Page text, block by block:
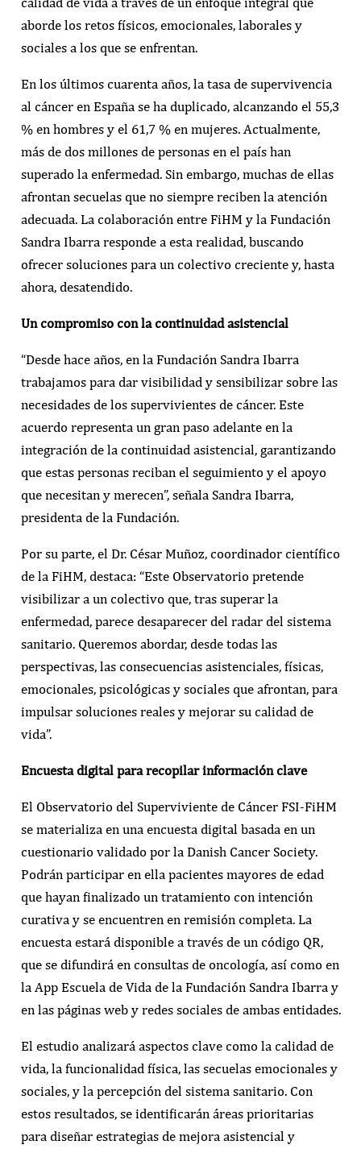
aborde los retos físicos, emocionales, laborales y
sociales a los que se enfrentan.
En los últimos cuarenta años, la tasa de supervivencia
al cáncer en España se ha duplicado, alcanzando el 55,3
% en hombres y el 61,7 % en mujeres. Actualmente,
más de dos millones de personas en el país han
superado la enfermedad. Sin embargo, muchas de ellas
afrontan secuelas que no siempre reciben la atención
adecuada. La colaboración entre FiHM y la Fundación
Sandra Ibarra responde a esta realidad, buscando
ofrecer soluciones para un colectivo creciente y, hasta
ahora, desatendido.
Un compromiso con la continuidad asistencial
“Desde hace años, en la Fundación Sandra Ibarra
trabajamos para dar visibilidad y sensibilizar sobre las
necesidades de los supervivientes de cáncer. Este
acuerdo representa un gran paso adelante en la
integración de la continuidad asistencial, garantizando
que estas personas reciban el seguimiento y el apoyo
que necesitan y merecen”, señala Sandra Ibarra,
presidenta de la Fundación.
Por su parte, el Dr. César Muñoz, coordinador científico
de la FiHM, destaca: “Este Observatorio pretende
visibilizar a un colectivo que, tras superar la
enfermedad, parece desaparecer del radar del sistema
sanitario. Queremos abordar, desde todas las
perspectivas, las consecuencias asistenciales, físicas,
emocionales, psicológicas y sociales que afrontan, para
impulsar soluciones reales y mejorar su calidad de
vida”.
Encuesta digital para recopilar información clave
El Observatorio del Superviviente de Cáncer FSI-FiHM
se materializa en una encuesta digital basada en un
cuestionario validado por la Danish Cancer Society.
Podrán participar en ella pacientes mayores de edad
que hayan finalizado un tratamiento con intención
curativa y se encuentren en remisión completa. La
encuesta estará disponible a través de un código QR,
que se difundirá en consultas de oncología, así como en
la App Escuela de Vida de la Fundación Sandra Ibarra y
en las páginas web y redes sociales de ambas entidades.
El estudio analizará aspectos clave como la calidad de
vida, la funcionalidad física, las secuelas emocionales y
sociales, y la percepción del sistema sanitario. Con
estos resultados, se identificarán áreas prioritarias
para diseñar estrategias de mejora asistencial y